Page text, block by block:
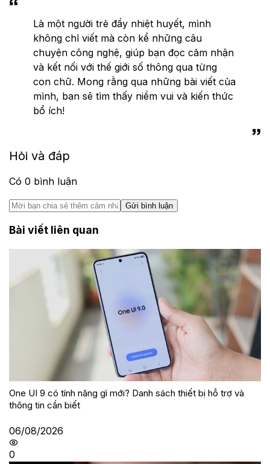
Là một người trẻ đầy nhiệt huyết, mình
không chỉ viết mà còn kể những câu
chuyện công nghệ, giúp bạn đọc cảm nhận
và kết nối với thế giới số thông qua từng
con chữ. Mong rằng qua những bài viết của
mình, bạn sẽ tìm thấy niềm vui và kiến thức
bổ ích!
Hỏi và đáp
Có 0 bình luận
Gửi bình luận
Bài viết liên quan
One UI 9 có tính năng gì mới? Danh sách thiết bị hỗ trợ và
thông tin cần biết
06/08/2026
0